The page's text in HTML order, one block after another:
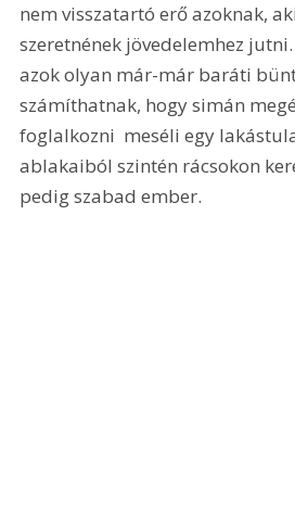
nem visszatartó erő azoknak,
szeretnének jövedelemhez
azok olyan már-már baráti
számíthatnak, hogy simán
foglalkozni  meséli egy
ablakaiból szintén rácsokon
pedig szabad ember.